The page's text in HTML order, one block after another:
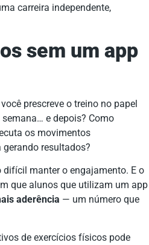
carreira independente,
sem um app
prescreve o treino no papel
e depois? Como
os movimentos
resultados?
difícil manter o engajamento. E o
que alunos que utilizam um app
aderência — um número que
de exercícios físicos pode